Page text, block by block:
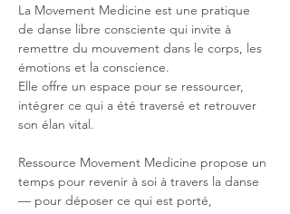
La Movement Medicine est une pratique
de danse libre consciente qui invite à
remettre du mouvement dans le corps, les
émotions et la conscience.
Elle offre un espace pour se ressourcer,
intégrer ce qui a été traversé et retrouver
son élan vital.
Ressource Movement Medicine propose un
temps pour revenir à soi à travers la danse
— pour déposer ce qui est porté,